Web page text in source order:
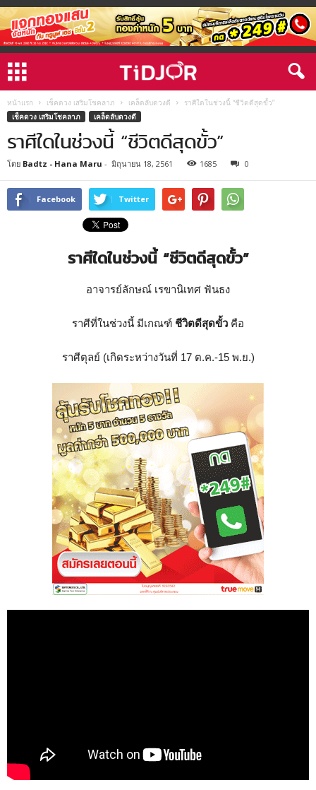
หน้าแรก เช็คดวง เสริมโชคลาภ เคล็ดลับดวงดี
ราศีใดในช่วงนี้ “ชีวิตดีสุดขั้ว”
เช็คดวง เสริมโชคลาภ
เคล็ดลับดวงดี
ราศีใดในช่วงนี้ “ชีวิตดีสุดขั้ว”
โดย Badtz - Hana Maru - มิถุนายน 18, 2561 1685 0
Facebook Twitter
ราศีใดในช่วงนี้ “ชีวิตดีสุดขั้ว”
อาจารย์ลักษณ์ เรขานิเทศ ฟันธง
ราศีที่ในช่วงนี้ มีเกณฑ์ ชีวิตดีสุดขั้ว คือ
ราศีตุลย์ (เกิดระหว่างวันที่ 17 ต.ค.-15 พ.ย.)